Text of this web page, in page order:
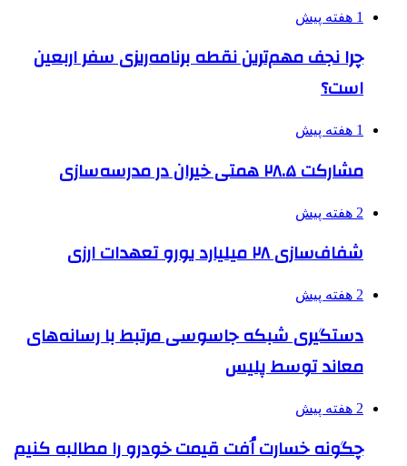
1 هفته پیش
چرا نجف مهم‌ترین نقطه برنامه‌ریزی سفر اربعین
است؟
1 هفته پیش
مشارکت ۲۸.۵ همتی خیران در مدرسه‌سازی
2 هفته پیش
شفاف‌سازی ۲۸ میلیارد یورو تعهدات ارزی
2 هفته پیش
دستگیری شبکه جاسوسی مرتبط با رسانه‌های
معاند توسط پلیس
2 هفته پیش
چگونه خسارت اُفت قیمت خودرو را مطالبه کنیم